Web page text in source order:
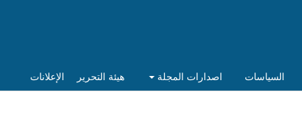
السياسات اصدارات المجلة هيئة التحرير الإعلانات